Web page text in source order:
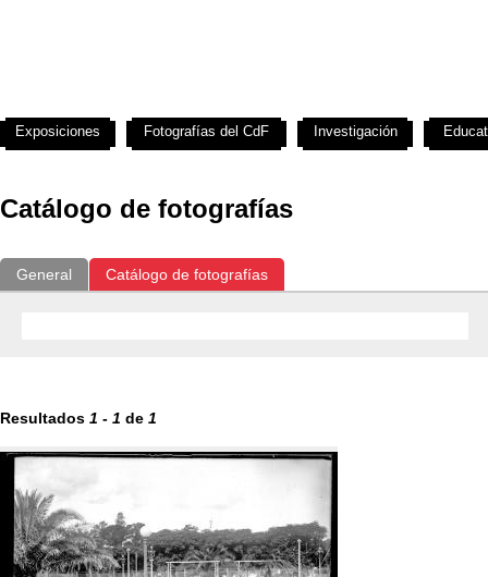
Catálogo de fotografías
General Catálogo de fotografías
Resultados 1 - 1 de 1
Exposiciones Fotografías del CdF Investigación